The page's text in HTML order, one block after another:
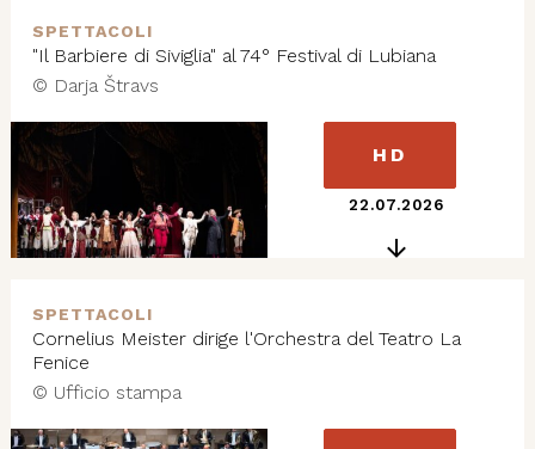
SPETTACOLI
"Il Barbiere di Siviglia" al 74° Festival di Lubiana
© Darja Štravs
HD
22.07.2026
SPETTACOLI
Cornelius Meister dirige l'Orchestra del Teatro La
Fenice
© Ufficio stampa